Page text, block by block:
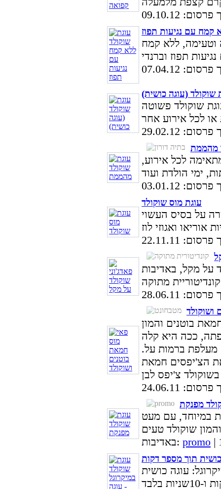
09.10.12
קמח עם נגיעות תפוז
וטעימה, ללא קמח
07.04.12
שוקולד (עוגה כושית)
שוקולד פשוטה
29.02.12
מהממת
לכל אירוע,
03.01.12
עוגת מוס שוקולד
על בסיס העשוי
22.11.11
על מקל, באדיבות
28.06.11
ושוקולד
בוטנים והמון
ככה היא קלה
ברמות על.
הצ'יפסים חמאת
24.06.11
מפנקת
במיוחד, עם מעט
באדיבות: promo
תוך מספר דקות
עוגה כושית